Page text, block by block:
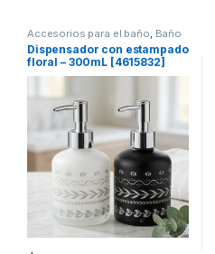
Accesorios para el baño Baño
Dispensador con estampado
floral – 300mL [4615832]